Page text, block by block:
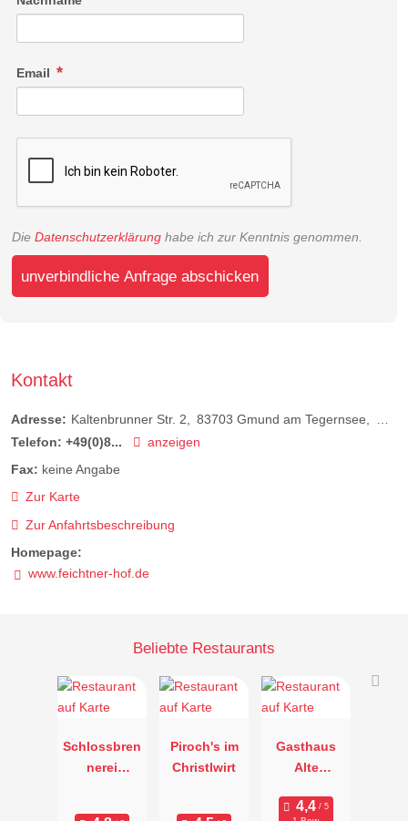
Email
Die Datenschutzerklärung habe ich zur Kenntnis genommen.
unverbindliche Anfrage abschicken
Kontakt
Adresse: Kaltenbrunner Str. 2 83703 Gmund am Tegernsee
Telefon: +49(0)8...
anzeigen
Fax: keine Angabe
Zur Karte
Zur Anfahrtsbeschreibung
Homepage:
www.feichtner-hof.de
Beliebte Restaurants
Schlossbren
nerei
Piroch's im
Christlwirt
Gasthaus
Alte